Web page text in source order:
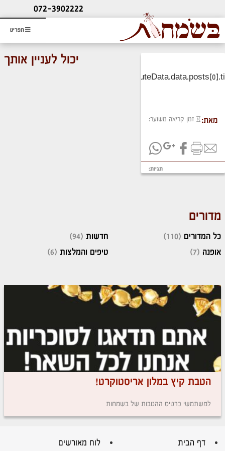
תפריט
ליעוץ חינם
והזמנת כרטיס שמחות
072-3902222
מאת: זמן קריאה משוער:
תגיות:
יכול לעניין אותך
מדורים
כל המדורים (110)
אופנה (7)
חדשות (94)
טיפים והמלצות (6)
הטבת קיץ במלון אריסטוקרט!
למשתמשי כרטיס ההטבות של בשמחות
דף הבית לוח מאורשים